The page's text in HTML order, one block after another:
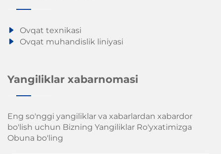
Ovqat texnikasi
Ovqat muhandislik liniyasi
Yangiliklar xabarnomasi
Eng so'nggi yangiliklar va xabarlardan xabardor
bo'lish uchun Bizning Yangiliklar Ro'yxatimizga
Obuna bo'ling